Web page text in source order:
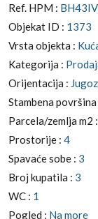
Ref. HPM :
Objekat ID : 1373
Vrsta objekta :
Kategorija :
Orijentacija :
Stambena površina
Parcela/zemlja m2 :
Prostorije : 4
Spavaće sobe : 3
Broj kupatila : 3
WC : 1
Pogled : Na more